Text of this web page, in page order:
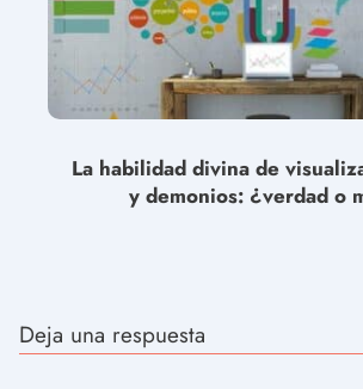
La habilidad divina de
y demonios: ¿verdad o
Deja una respuesta